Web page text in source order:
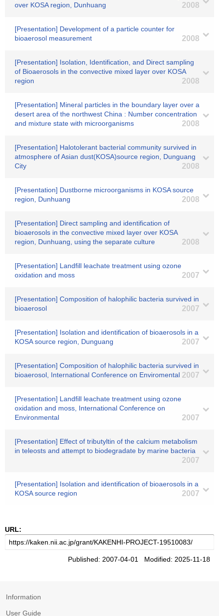
over KOSA region, Dunhuang
2008
[Presentation] Development of a particle counter for
bioaerosol measurement
2008
[Presentation] Isolation, Identification, and Direct sampling
of Bioaerosols in the convective mixed layer over KOSA
region
2008
[Presentation] Mineral particles in the boundary layer over a
desert area of the northwest China : Number concentration
and mixture state with microorganisms
2008
[Presentation] Halotolerant bacterial community survived in
atmosphere of Asian dust(KOSA)source region, Dunguang
City
2008
[Presentation] Dustborne microorganisms in KOSA source
region, Dunhuang
2008
[Presentation] Direct sampling and identification of
bioaerosols in the convective mixed layer over KOSA
region, Dunhuang, using the separate culture
2008
[Presentation] Landfill leachate treatment using ozone
oxidation and moss
2007
[Presentation] Composition of halophilic bacteria survived in
bioaerosol
2007
[Presentation] Isolation and identification of bioaerosols in a
KOSA source region, Dunguang
2007
[Presentation] Composition of halophilic bacteria survived in
bioaerosol, International Conference on Enviromental 2007
[Presentation] Landfill leachate treatment using ozone
oxidation and moss, International Conference on
Environmental
2007
[Presentation] Effect of tributyltin of the calcium metabolism
in teleosts and attempt to biodegradate by marine bacteria
2007
[Presentation] Isolation and identification of bioaerosols in a
KOSA source region
2007
URL:
Published: 2007-04-01 Modified: 2025-11-18
Information
User Guide